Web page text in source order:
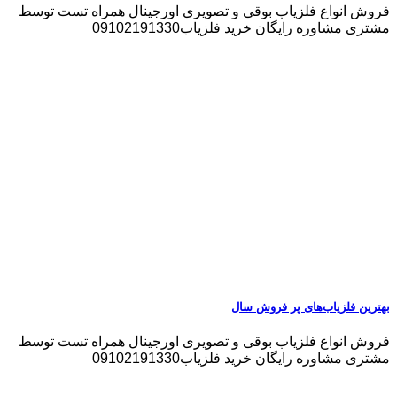
فروش انواع فلزیاب بوقی و تصویری اورجینال همراه تست توسط
مشتری مشاوره رایگان خرید فلزیاب09102191330
بهترین فلزیاب‌های پر فروش سال
فروش انواع فلزیاب بوقی و تصویری اورجینال همراه تست توسط
مشتری مشاوره رایگان خرید فلزیاب09102191330